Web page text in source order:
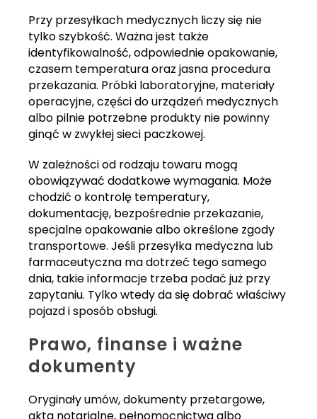
Przy przesyłkach medycznych liczy się nie
tylko szybkość. Ważna jest także
identyfikowalność, odpowiednie opakowanie,
czasem temperatura oraz jasna procedura
przekazania. Próbki laboratoryjne, materiały
operacyjne, części do urządzeń medycznych
albo pilnie potrzebne produkty nie powinny
ginąć w zwykłej sieci paczkowej.
W zależności od rodzaju towaru mogą
obowiązywać dodatkowe wymagania. Może
chodzić o kontrolę temperatury,
dokumentację, bezpośrednie przekazanie,
specjalne opakowanie albo określone zgody
transportowe. Jeśli przesyłka medyczna lub
farmaceutyczna ma dotrzeć tego samego
dnia, takie informacje trzeba podać już przy
zapytaniu. Tylko wtedy da się dobrać właściwy
pojazd i sposób obsługi.
Prawo, finanse i ważne
dokumenty
Oryginały umów, dokumenty przetargowe,